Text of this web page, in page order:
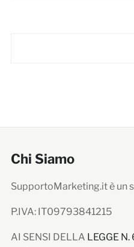
Chi Siamo
SupportoMarketing.it è un
P.IVA: IT09793841215
AI SENSI DELLA LEGGE